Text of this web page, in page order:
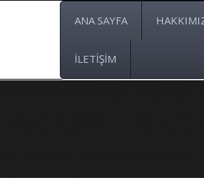
ANA SAYFA
İLETİŞİM